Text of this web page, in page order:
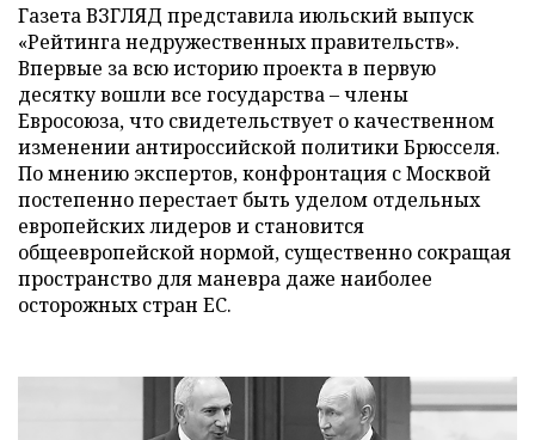
Газета ВЗГЛЯД представила июльский выпуск
«Рейтинга недружественных правительств».
Впервые за всю историю проекта в первую
десятку вошли все государства – члены
Евросоюза, что свидетельствует о качественном
изменении антироссийской политики Брюсселя.
По мнению экспертов, конфронтация с Москвой
постепенно перестает быть уделом отдельных
европейских лидеров и становится
общеевропейской нормой, существенно сокращая
пространство для маневра даже наиболее
осторожных стран ЕС.